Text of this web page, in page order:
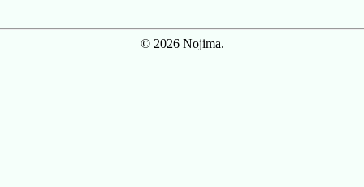
© 2026 Nojima.